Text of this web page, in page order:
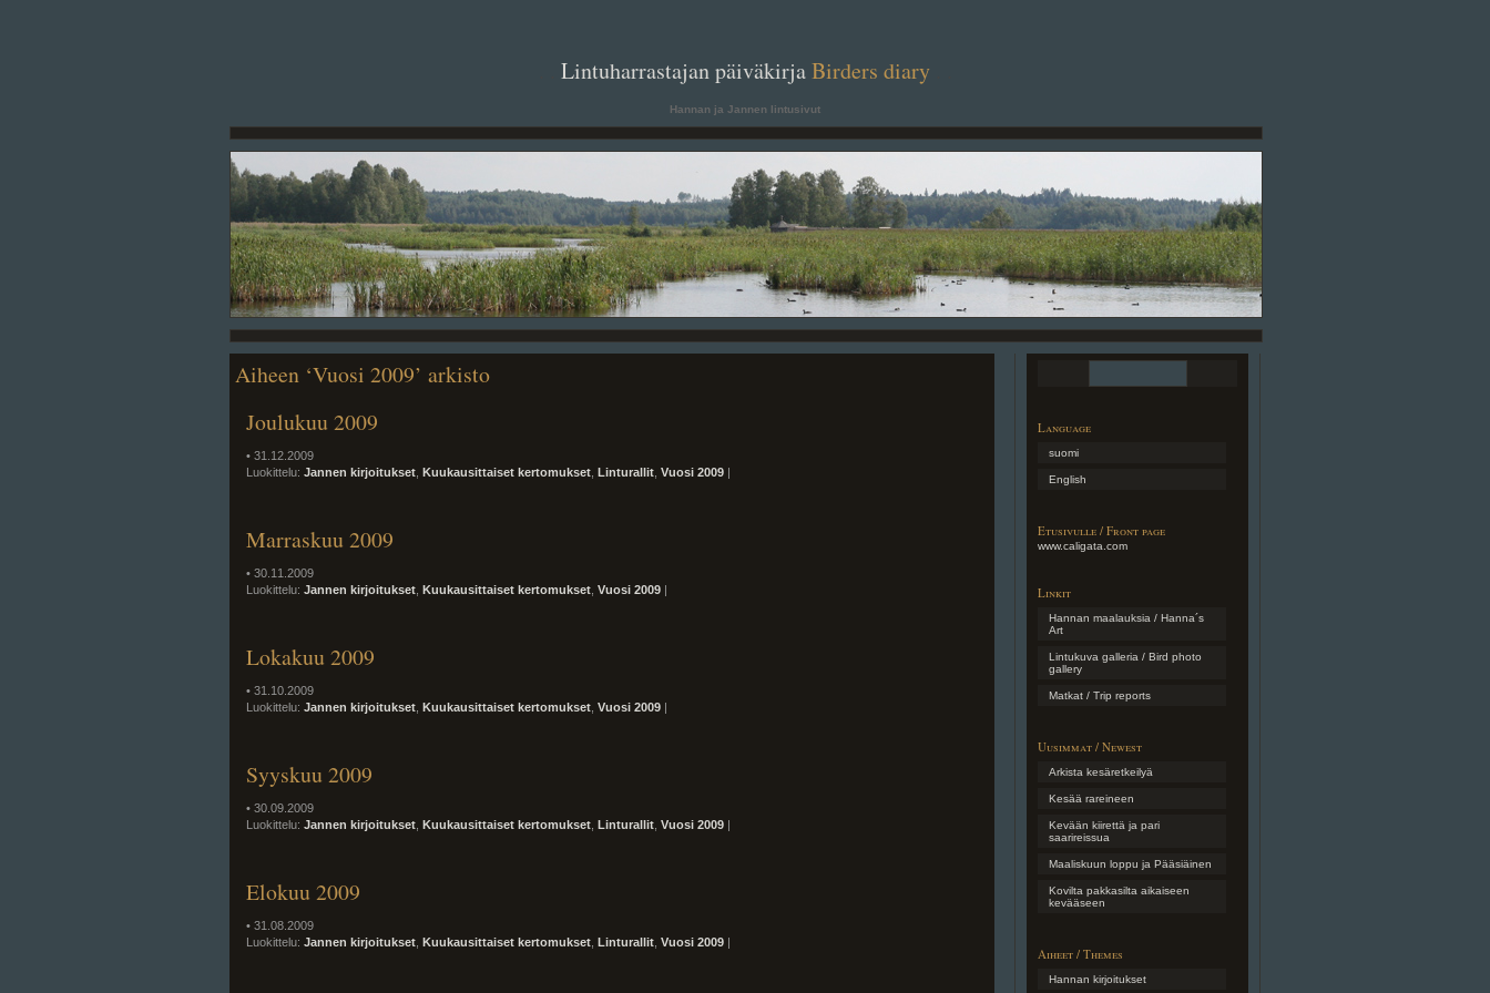
Lintuharrastajan päiväkirjaBirders diary. .
Hannan ja Jannen lintusivut
Aiheen ‘Vuosi 2009’ arkisto
Joulukuu 2009
• 31.12.2009
Luokittelu: Jannen kirjoitukset Kuukausittaiset kertomukset Linturallit Vuosi 2009 |
Marraskuu 2009
• 30.11.2009
Luokittelu: Jannen kirjoitukset Kuukausittaiset kertomukset Vuosi 2009 |
Lokakuu 2009
• 31.10.2009
Luokittelu: Jannen kirjoitukset Kuukausittaiset kertomukset Vuosi 2009 |
Syyskuu 2009
• 30.09.2009
Luokittelu: Jannen kirjoitukset Kuukausittaiset kertomukset Linturallit Vuosi 2009 |
Elokuu 2009
• 31.08.2009
Luokittelu: Jannen kirjoitukset Kuukausittaiset kertomukset Linturallit Vuosi 2009 |
Language
suomi
English
Etusivulle / Front page
www.caligata.com
Linkit
Hannan maalauksia / Hanna´s
Art
Lintukuva galleria / Bird photo
gallery
Matkat / Trip reports
Uusimmat / Newest
Arkista kesäretkeilyä
Kesää rareineen
Kevään kiirettä ja pari
saarireissua
Maaliskuun loppu ja Pääsiäinen
Kovilta pakkasilta aikaiseen
kevääseen
Aiheet / Themes
Hannan kirjoitukset